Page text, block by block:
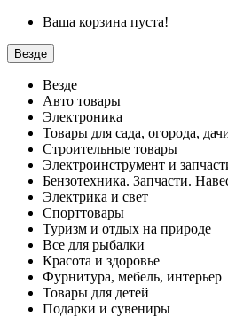
Ваша корзина пуста!
Везде
Везде
Авто товары
Электроника
Товары для сада, огорода,
Строительные товары
Электроинструмент и
Бензотехника. Запчасти.
Электрика и свет
Спорттовары
Туризм и отдых на природе
Все для рыбалки
Красота и здоровье
Фурнитура, мебель, интерьер
Товары для детей
Подарки и сувениры